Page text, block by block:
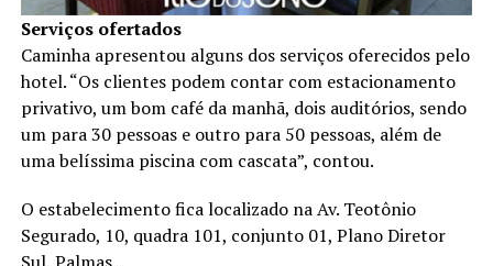
Serviços ofertados
Caminha apresentou alguns dos serviços oferecidos pelo
hotel. “Os clientes podem contar com estacionamento
privativo, um bom café da manhã, dois auditórios, sendo
um para 30 pessoas e outro para 50 pessoas, além de
uma belíssima piscina com cascata”, contou.
O estabelecimento fica localizado na Av. Teotônio
Segurado, 10, quadra 101, conjunto 01, Plano Diretor